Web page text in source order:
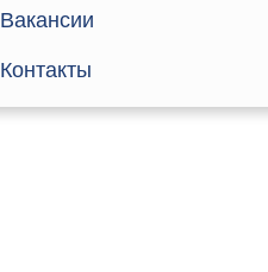
Вакансии
Контакты